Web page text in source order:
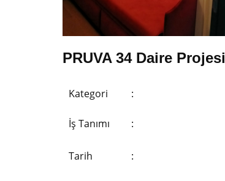
PRUVA 34 Daire Projesi
Kategori :
İş Tanımı :
Tarih :